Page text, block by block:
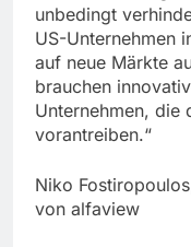
unbedingt
US-Unternehmen
auf neue Märkte
brauchen
Unternehmen, die
vorantreiben.“
Niko
von alfaview